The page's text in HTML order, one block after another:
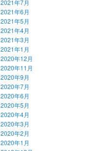
2021年7月
2021年6月
2021年5月
2021年4月
2021年3月
2021年1月
2020年12月
2020年11月
2020年9月
2020年7月
2020年6月
2020年5月
2020年4月
2020年3月
2020年2月
2020年1月